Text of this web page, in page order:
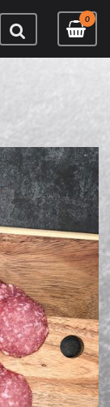
0